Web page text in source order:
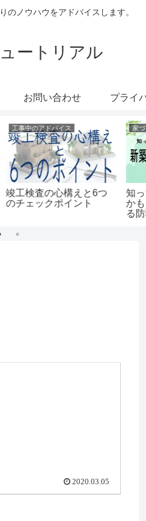
のノウハウをアドバイスします。
ートリアル
お問い合わせ プライ
工事中のアドバイス
竣工検査の心構えと6つ
のチェックポイント
家づ
知
か
る
2020.03.05